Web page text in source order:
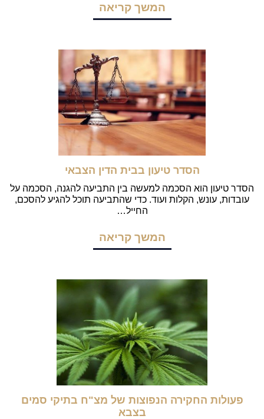
המשך קריאה
הסדר טיעון בבית הדין הצבאי
הסדר טיעון הוא הסכמה למעשה בין התביעה להגנה, הסכמה על
עובדות, עונש, הקלות ועוד. כדי שהתביעה תוכל להגיע להסכם,
החייל…
המשך קריאה
פעולות החקירה הנפוצות של מצ"ח בתיקי סמים
בצבא